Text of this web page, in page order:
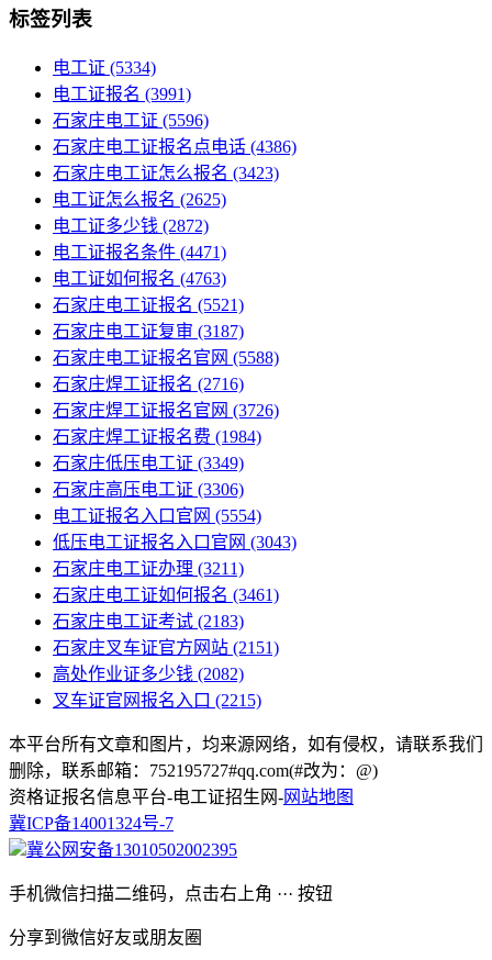
标签列表
电工证 (5334)
电工证报名 (3991)
石家庄电工证 (5596)
石家庄电工证报名点电话 (4386)
石家庄电工证怎么报名 (3423)
电工证怎么报名 (2625)
电工证多少钱 (2872)
电工证报名条件 (4471)
电工证如何报名 (4763)
石家庄电工证报名 (5521)
石家庄电工证复审 (3187)
石家庄电工证报名官网 (5588)
石家庄焊工证报名 (2716)
石家庄焊工证报名官网 (3726)
石家庄焊工证报名费 (1984)
石家庄低压电工证 (3349)
石家庄高压电工证 (3306)
电工证报名入口官网 (5554)
低压电工证报名入口官网 (3043)
石家庄电工证办理 (3211)
石家庄电工证如何报名 (3461)
石家庄电工证考试 (2183)
石家庄叉车证官方网站 (2151)
高处作业证多少钱 (2082)
叉车证官网报名入口 (2215)
本平台所有文章和图片，均来源网络，如有侵权，请联系我们
删除，联系邮箱：752195727#qq.com(#改为：@)
资格证报名信息平台-电工证招生网-网站地图
冀ICP备14001324号-7
冀公网安备13010502002395
手机微信扫描二维码，点击右上角 ··· 按钮
分享到微信好友或朋友圈